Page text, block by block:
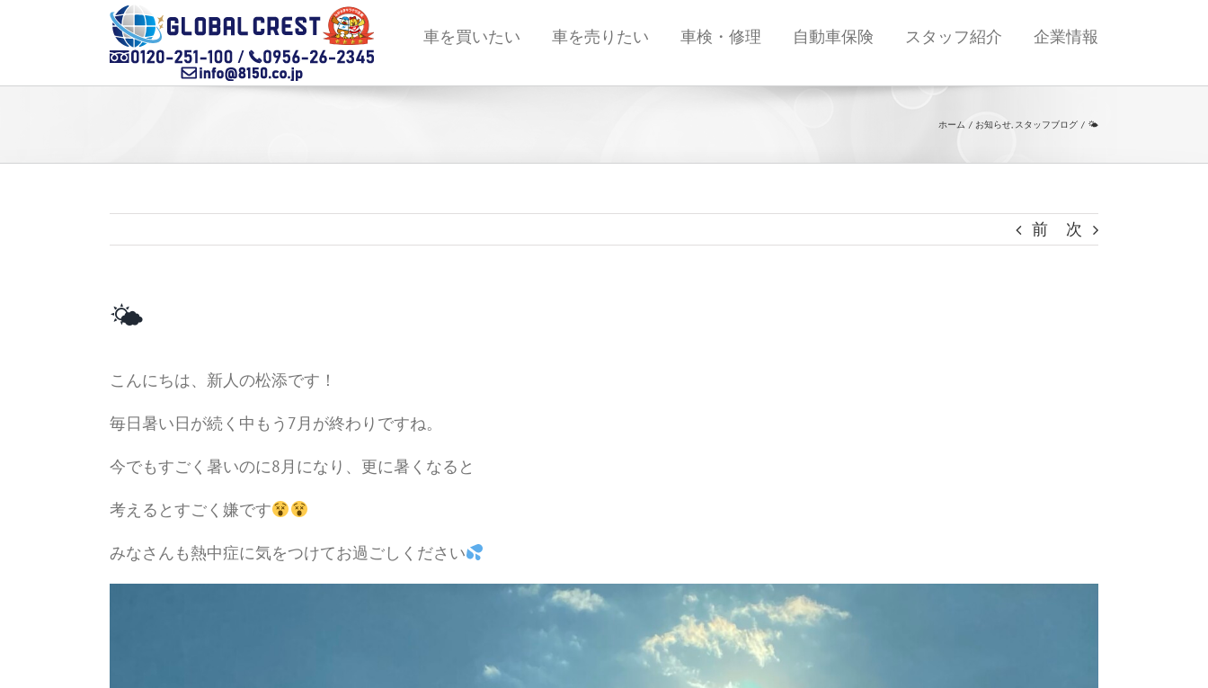
車を買いたい 車を売りたい 車検・修理 自動車保険 スタッフ紹介 企業情報
ホーム お知らせ スタッフブログ 🌤
前 次
🌤
こんにちは、新人の松添です！
毎日暑い日が続く中もう7月が終わりですね。
今でもすごく暑いのに8月になり、更に暑くなると
考えるとすごく嫌です
みなさんも熱中症に気をつけてお過ごしください